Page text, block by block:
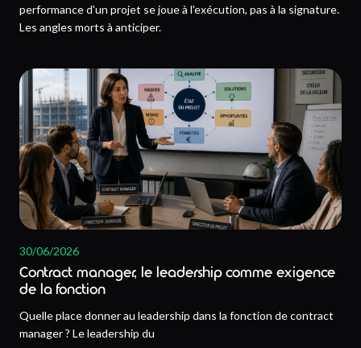
performance d'un projet se joue à l'exécution, pas à la signature.
Les angles morts à anticiper.
30/06/2026
Contract manager, le leadership comme exigence
de la fonction
Quelle place donner au leadership dans la fonction de contract
manager ? Le leadership du